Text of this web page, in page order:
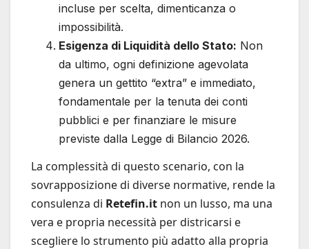
incluse per scelta, dimenticanza o
impossibilità.
Esigenza di Liquidità dello Stato: Non
da ultimo, ogni definizione agevolata
genera un gettito “extra” e immediato,
fondamentale per la tenuta dei conti
pubblici e per finanziare le misure
previste dalla Legge di Bilancio 2026.
La complessità di questo scenario, con la
sovrapposizione di diverse normative, rende la
consulenza di Retefin.it non un lusso, ma una
vera e propria necessità per districarsi e
scegliere lo strumento più adatto alla propria